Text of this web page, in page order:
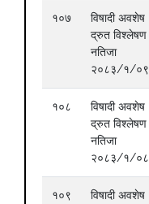
१०७
विषादी अवशेष
द्रुत विश्लेषण
नतिजा
२०८३/१/०९
१०८
विषादी अवशेष
द्रुत विश्लेषण
नतिजा
२०८३/१/०८
१०९
विषादी अवशेष